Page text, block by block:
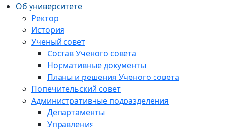
Об университете
Ректор
История
Ученый совет
Состав Ученого совета
Нормативные документы
Планы и решения Ученого совета
Попечительский совет
Административные подразделения
Департаменты
Управления